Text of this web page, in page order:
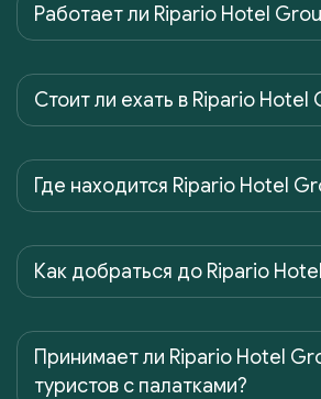
Работает ли Ripario Hotel
Cтоит ли ехать в Ripario Hotel
Где находится Ripario Hotel
Как добраться до Ripario
Принимает ли Ripario Hotel
туристов с палатками?